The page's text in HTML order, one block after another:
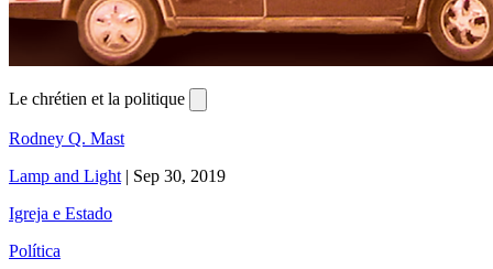
Le chrétien et la politique
Rodney Q. Mast
Lamp and Light | Sep 30, 2019
Igreja e Estado
Política